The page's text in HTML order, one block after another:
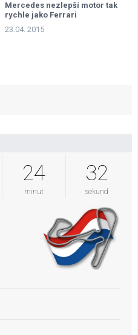
Mercedes nezlepší motor tak
rychle jako Ferrari
23.04. 2015
24
minut
31
sekund